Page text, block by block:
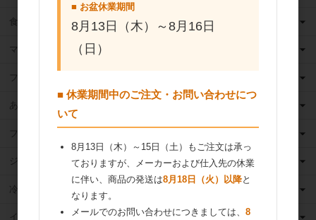
食用油
マーガリン
フィリング
あんこ
フルーツ（果物）缶詰
ジャム
冷凍フルーツ
イースト・酵母
■ お盆休業期間
8月13日（木）～8月16日
（日）
■ 休業期間中のご注文・お問い合わせにつ
いて
8月13日（木）～15日（土）もご注文は承っ
ておりますが、メーカーおよび仕入先の休業
に伴い、商品の発送は8月18日（火）以降と
なります。
メールでのお問い合わせにつきましては、 8